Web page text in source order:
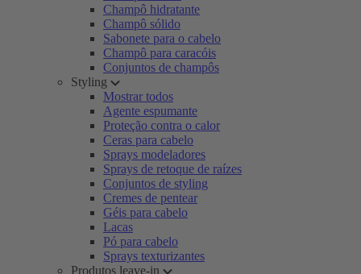
Champô hidratante
Champô sólido
Sabonete para o cabelo
Champô para caracóis
Conjuntos de champôs
Styling
Mostrar todos
Agente espumante
Proteção contra o calor
Ceras para cabelo
Sprays modeladores
Sprays de retoque de raízes
Conjuntos de styling
Cremes de pentear
Géis para cabelo
Lacas
Pó para cabelo
Sprays texturizantes
Produtos leave-in